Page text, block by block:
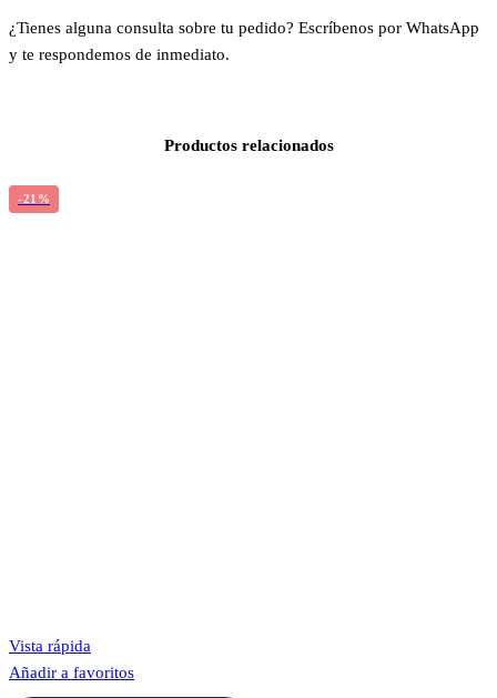
¿Tienes alguna consulta sobre tu pedido? Escríbenos por WhatsApp
y te respondemos de inmediato.
Productos relacionados
-21%
Vista rápida
Añadir a favoritos